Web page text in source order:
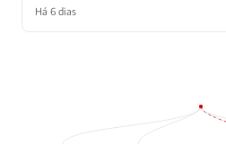
Há 6 dias